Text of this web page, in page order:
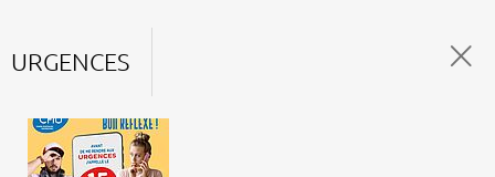
URGENCES